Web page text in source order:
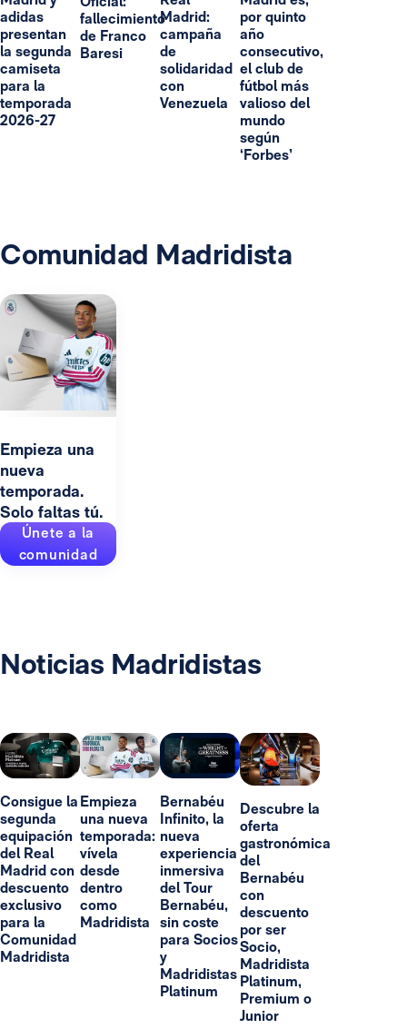
adidas
presentan
la segunda
camiseta
para la
temporada
2026-27
fallecimiento
de Franco
Baresi
Madrid:
campaña
de
solidaridad
con
Venezuela
por quinto
año
consecutivo,
el club de
fútbol más
valioso del
mundo
según
‘Forbes’
Comunidad Madridista
Empieza una
nueva
temporada.
Solo faltas tú.
Únete a la
comunidad
Noticias Madridistas
Consigue la
segunda
equipación
del Real
Madrid con
descuento
exclusivo
para la
Comunidad
Madridista
Empieza
una nueva
temporada:
vívela
desde
dentro
como
Madridista
Bernabéu
Infinito, la
nueva
experiencia
inmersiva
del Tour
Bernabéu,
sin coste
para Socios
y
Madridistas
Platinum
Descubre la
oferta
gastronómica
del
Bernabéu
con
descuento
por ser
Socio,
Madridista
Platinum,
Premium o
Junior